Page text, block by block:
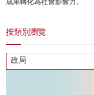
按類別瀏覽
政局